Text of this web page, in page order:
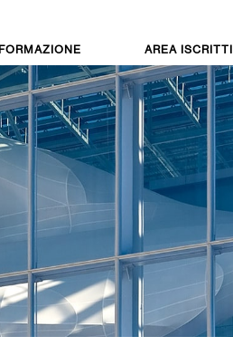
FORMAZIONE AREA ISCRITTI